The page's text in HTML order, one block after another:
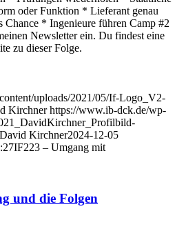
oder Funktion * Lieferant genau
* Ingenieure führen Camp #2
Newsletter ein. Du findest eine
zu dieser Folge.
uploads/2021/05/If-Logo_V2-
Kirchner https://www.ib-dck.de/wp-
David Kirchner2024-12-05
IF223 – Umgang mit
und die Folgen